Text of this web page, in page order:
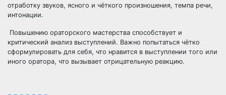
отработку звуков, ясного и чёткого произношения, темпа речи,
интонации.
Повышению ораторского мастерства способствует и
критический анализ выступлений. Важно попытаться чётко
сформулировать для себя, что нравится в выступлении того или
иного оратора, что вызывает отрицательную реакцию.